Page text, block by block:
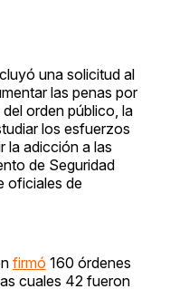
una solicitud al
las penas por
orden público, la
los esfuerzos
la adicción a las
de Seguridad
oficiales de
firmó 160 órdenes
cuales 42 fueron